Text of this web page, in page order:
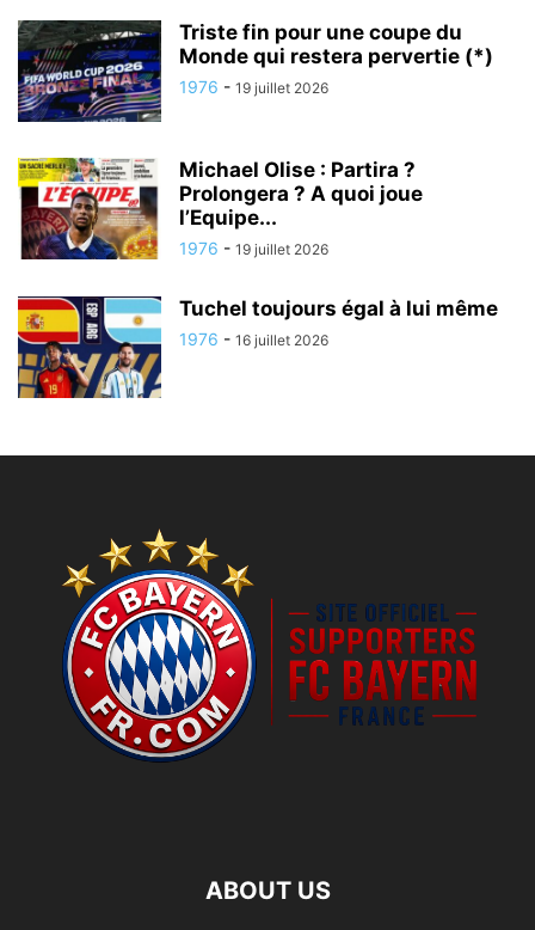
Triste fin pour une coupe du
Monde qui restera pervertie (*)
1976 - 19 juillet 2026
Michael Olise : Partira ?
Prolongera ? A quoi joue
l’Equipe...
1976 - 19 juillet 2026
Tuchel toujours égal à lui même
1976 - 16 juillet 2026
ABOUT US